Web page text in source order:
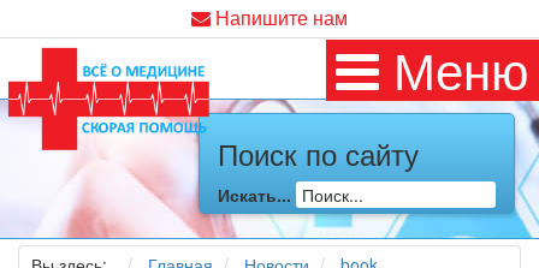
Напишите нам
Меню
Поиск по сайту
Искать...
Как я заболел во время локдауна?
Это странная ситуация: вы соблюдали все меры
предосторожности COVID-19 (вы почти все время дома),